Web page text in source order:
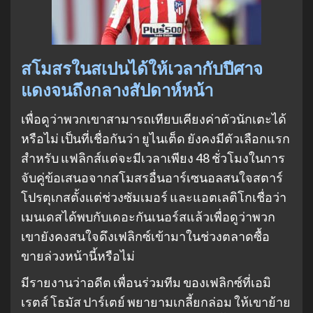
สโมสรในสเปนได้ให้เวลากับปีศาจ
แดงจนถึงกลางสัปดาห์หน้า
เพื่อดูว่าพวกเขาสามารถเทียบเคียงค่าตัวนักเตะได้
หรือไม่ เป็นที่เชื่อกันว่า ยูไนเต็ด ยังคงมีตัวเลือกแรก
สำหรับ แฟลิกส์แต่จะมีเวลาเพียง 48 ชั่วโมงในการ
จับคู่ข้อเสนอจากสโมสรอื่นอาร์เซนอลสนใจสตาร์
โปรตุเกสตั้งแต่ช่วงซัมเมอร์ และแอตเลติโกเชื่อว่า
เมนเดสได้พบกับเดอะกันเนอร์สแล้วเพื่อดูว่าพวก
เขายังคงสนใจดึงเฟลิกซ์เข้ามาในช่วงตลาดซื้อ
ขายล่วงหน้านี้หรือไม่
มีรายงานว่าอดีต เพื่อนร่วมทีม ของเฟลิกซ์ที่เอมิ
เรตส์ โธมัส ปาร์เตย์ พยายามเกลี้ยกล่อม ให้เขาย้าย